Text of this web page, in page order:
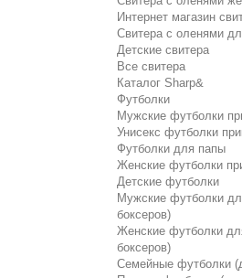
Интернет магазин
Свитера с оленями
Детские свитера
Все свитера
Каталог Sharp&
Футболки
Мужские футболки
Унисекс футболки
Футболки для папы
Женские футболки
Детские футболки
Мужские футболки
боксеров)
Женские футболки
боксеров)
Семейные футболки